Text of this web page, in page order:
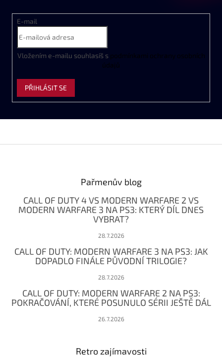
E-mail
Vložením e-mailu souhlasíš s podmínkami ochrany osobních
údajů
PŘIHLÁSIT SE
Pařmenův blog
CALL OF DUTY 4 VS MODERN WARFARE 2 VS
MODERN WARFARE 3 NA PS3: KTERÝ DÍL DNES
VYBRAT?
28.7.2026
CALL OF DUTY: MODERN WARFARE 3 NA PS3: JAK
DOPADLO FINÁLE PŮVODNÍ TRILOGIE?
28.7.2026
CALL OF DUTY: MODERN WARFARE 2 NA PS3:
POKRAČOVÁNÍ, KTERÉ POSUNULO SÉRII JEŠTĚ DÁL
26.7.2026
Retro zajímavosti